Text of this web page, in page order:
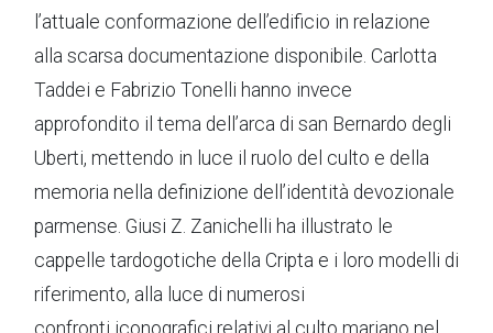
l’attuale conformazione dell’edificio in relazione
alla scarsa documentazione disponibile. Carlotta
Taddei e Fabrizio Tonelli hanno invece
approfondito il tema dell’arca di san Bernardo degli
Uberti, mettendo in luce il ruolo del culto e della
memoria nella definizione dell’identità devozionale
parmense. Giusi Z. Zanichelli ha illustrato le
cappelle tardogotiche della Cripta e i loro modelli di
riferimento, alla luce di numerosi
confronti iconografici relativi al culto mariano nel